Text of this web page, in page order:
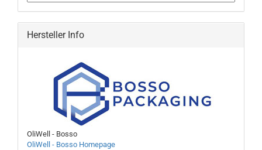
Hersteller Info
OliWell - Bosso
OliWell - Bosso Homepage